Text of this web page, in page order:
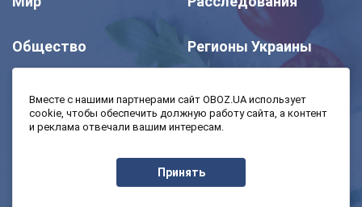
Общество Регионы Украины
Моя школа Авто
Экономика
Вместе с нашими партнерами сайт OBOZ.UA использует
cookie, чтобы обеспечить должную работу сайта, а контент
и реклама отвечали вашим интересам.
Принять